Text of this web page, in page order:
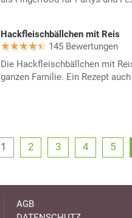
Hackfleischbällchen mit Reis
145 Bewertungen
Die Hackfleischbällchen mit
ganzen Familie. Ein Rezept
1 2 3 4 5
AGB